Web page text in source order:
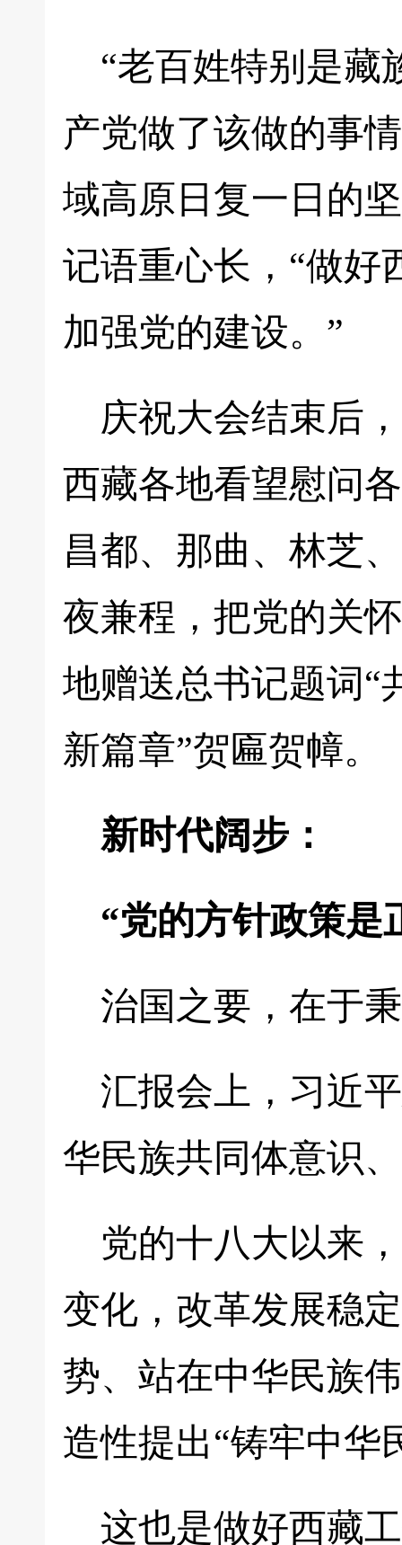
“老百姓特别是藏
产党做了该做的事
域高原日复一日的
记语重心长，“做好
加强党的建设。”
庆祝大会结束后
西藏各地看望慰问
昌都、那曲、林芝
夜兼程，把党的关
地赠送总书记题词
新篇章”贺匾贺幛。
新时代阔步：
“党的方针政策是
治国之要，在于
汇报会上，习近
华民族共同体意识
党的十八大以来
变化，改革发展稳
势、站在中华民族
造性提出“铸牢中华
这也是做好西藏